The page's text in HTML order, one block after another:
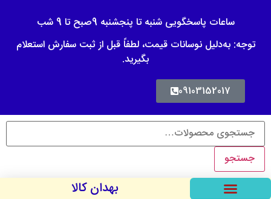
ساعات پاسخگویی شنبه تا پنجشنبه 9صبح تا 9 شب
توجه: به‌دلیل نوسانات قیمت، لطفاً قبل از ثبت سفارش استعلام
بگیرید.
09103152017
جستجو
بهدان کالا